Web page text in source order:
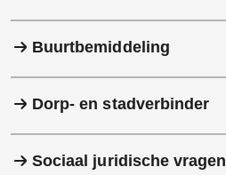
Buurtbemiddeling
Dorp- en stadverbinder
Sociaal juridische vragen